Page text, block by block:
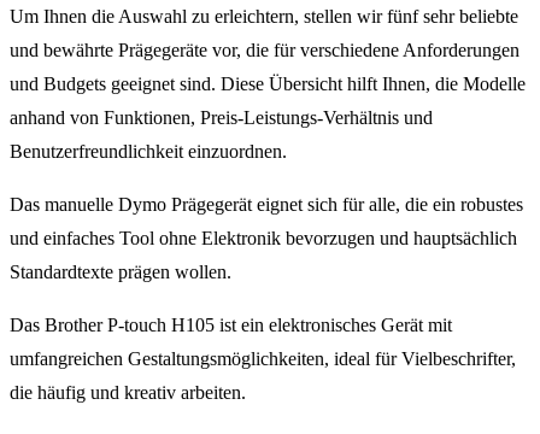
Um Ihnen die Auswahl zu erleichtern, stellen wir fünf sehr beliebte
und bewährte Prägegeräte vor, die für verschiedene Anforderungen
und Budgets geeignet sind. Diese Übersicht hilft Ihnen, die Modelle
anhand von Funktionen, Preis-Leistungs-Verhältnis und
Benutzerfreundlichkeit einzuordnen.
Das manuelle Dymo Prägegerät eignet sich für alle, die ein robustes
und einfaches Tool ohne Elektronik bevorzugen und hauptsächlich
Standardtexte prägen wollen.
Das Brother P-touch H105 ist ein elektronisches Gerät mit
umfangreichen Gestaltungsmöglichkeiten, ideal für Vielbeschrifter,
die häufig und kreativ arbeiten.